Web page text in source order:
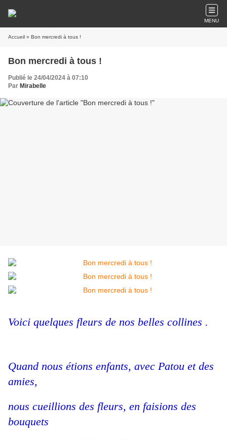
MENU
Accueil » Bon mercredi à tous !
Bon mercredi à tous !
Publié le 24/04/2024 à 07:10
Par Mirabelle
Voici quelques fleurs de nos belles collines .
Quand nous étions enfants, avec Patou et des
amies,
nous cueillions des fleurs, en faisions des
bouquets